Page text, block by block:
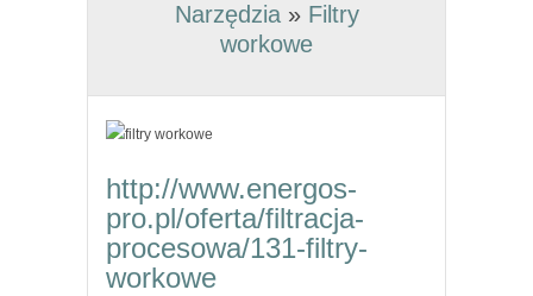
Narzędzia» Filtry
workowe
http://www.energos-
pro.pl/oferta/filtracja-
procesowa/131-filtry-
workowe